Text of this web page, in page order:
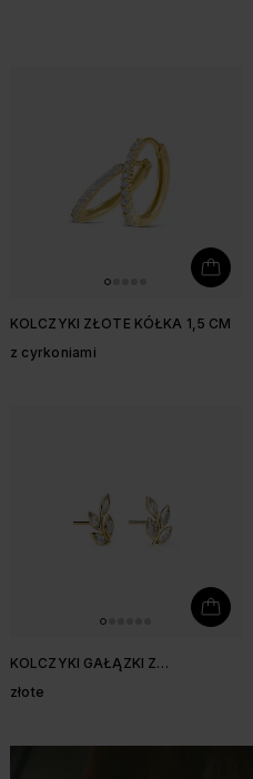
KOLCZYKI ZŁOTE KÓŁKA 1,5 CM
z cyrkoniami
KOLCZYKI GAŁĄZKI Z
złote